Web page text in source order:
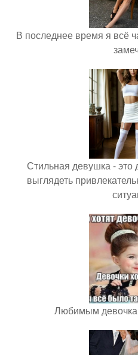
В последнее время я всё
Стильная девушка - это
выглядеть
Любимым